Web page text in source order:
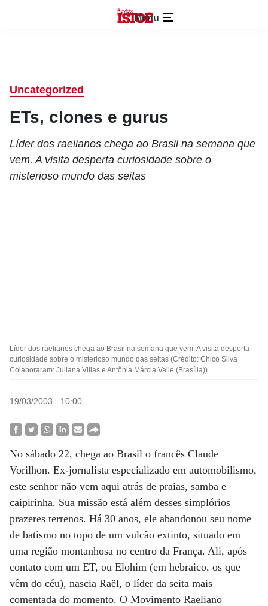
Menu
Uncategorized
ETs, clones e gurus
Líder dos raelianos chega ao Brasil na semana que
vem. A visita desperta curiosidade sobre o
misterioso mundo das seitas
Líder dos raelianos chega ao Brasil na semana que vem. A visita desperta
curiosidade sobre o misterioso mundo das seitas (Crédito: Chico Silva
Colaboraram: Juliana Villas e Antônia Márcia Valle (Brasília))
19/03/2003 - 10:00
No sábado 22, chega ao Brasil o francês Claude
Vorilhon. Ex-jornalista especializado em automobilismo,
este senhor não vem aqui atrás de praias, samba e
caipirinha. Sua missão está além desses simplórios
prazeres terrenos. Há 30 anos, ele abandonou seu nome
de batismo no topo de um vulcão extinto, situado em
uma região montanhosa no centro da França. Ali, após
contato com um ET, ou Elohim (em hebraico, os que
vêm do céu), nascia Raël, o líder da seita mais
comentada do momento. O Movimento Raeliano